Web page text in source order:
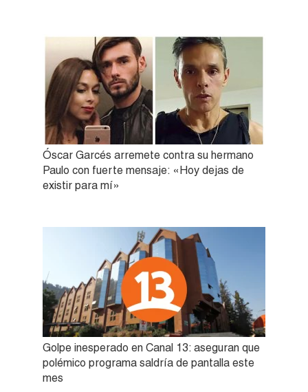
Óscar Garcés arremete contra su hermano
Paulo con fuerte mensaje: «Hoy dejas de
existir para mí»
Golpe inesperado en Canal 13: aseguran que
polémico programa saldría de pantalla este
mes